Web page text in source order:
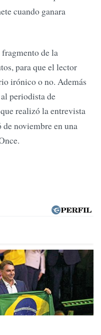
cuando ganara
de la
para que el lector
irónico o no. Además
periodista de
realizó la entrevista
noviembre en una